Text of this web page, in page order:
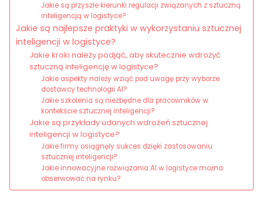
Jakie są przyszłe kierunki regulacji związanych z sztuczną
inteligencją w logistyce?
Jakie są najlepsze praktyki w wykorzystaniu sztucznej
inteligencji w logistyce?
Jakie kroki należy podjąć, aby skutecznie wdrożyć
sztuczną inteligencję w logistyce?
Jakie aspekty należy wziąć pod uwagę przy wyborze
dostawcy technologii AI?
Jakie szkolenia są niezbędne dla pracowników w
kontekście sztucznej inteligencji?
Jakie są przykłady udanych wdrożeń sztucznej
inteligencji w logistyce?
Jakie firmy osiągnęły sukces dzięki zastosowaniu
sztucznej inteligencji?
Jakie innowacyjne rozwiązania AI w logistyce można
obserwować na rynku?